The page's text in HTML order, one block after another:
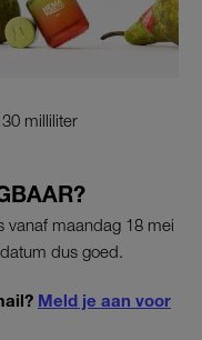
milliliter
vanaf maandag 18 mei
dus goed.
Meld je aan voor